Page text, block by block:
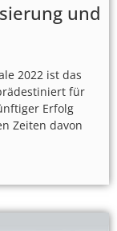
und
2022 ist das
für
Erfolg
Zeiten davon